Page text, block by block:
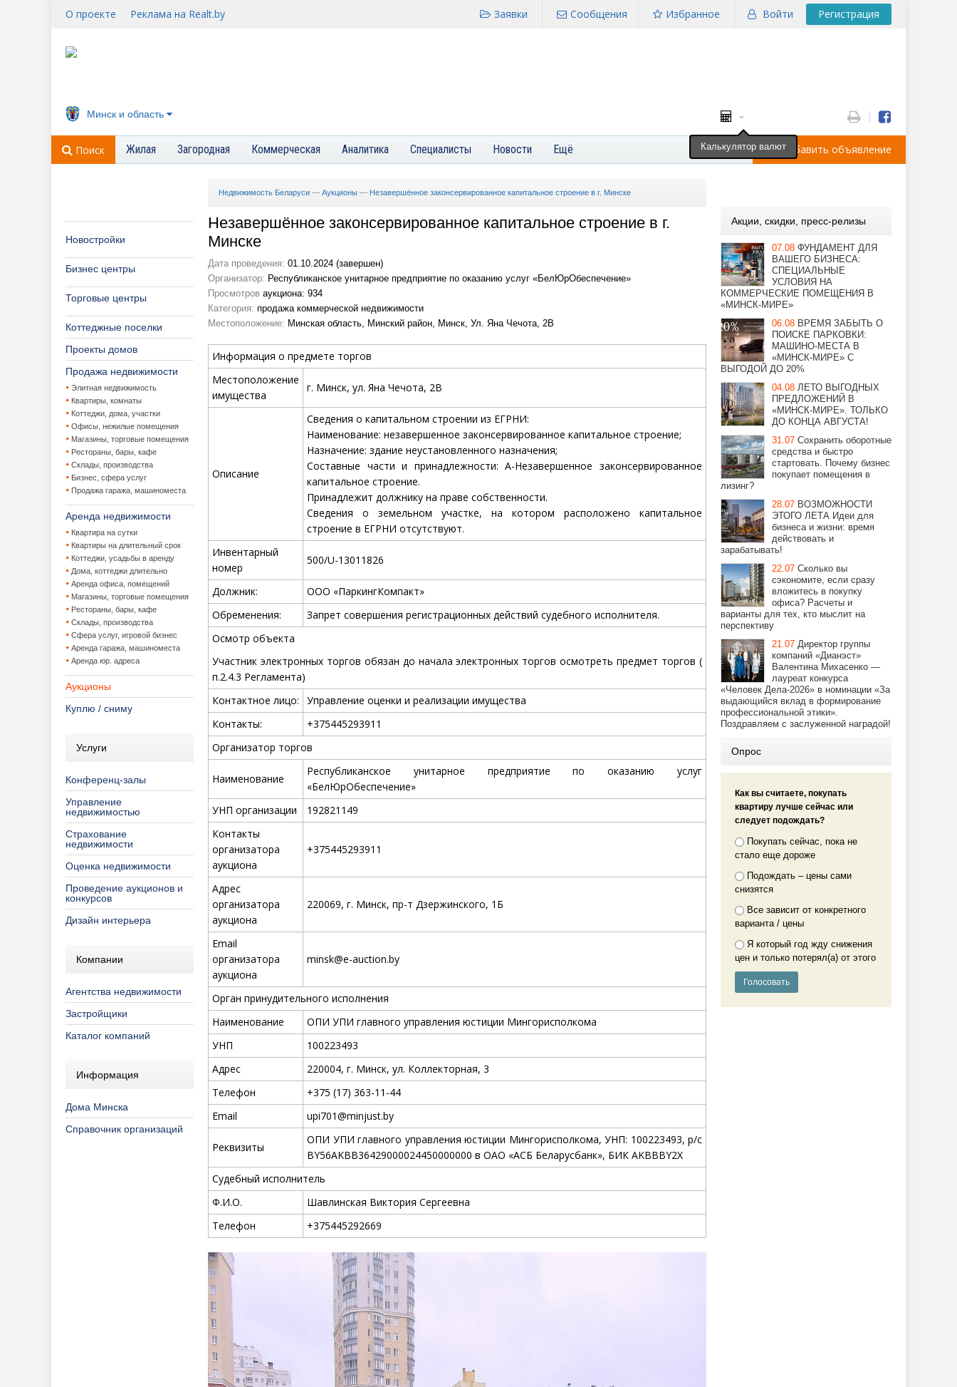
О проекте Реклама на Realt.by Войти Регистрация
Избранное
Сообщения
Заявки
Минск и область
Поиск Жилая Загородная Коммерческая Аналитика Специалисты Новости Ещё Добавить объявление
Новостройки
Бизнес центры
Торговые центры
Коттеджные поселки
Проекты домов
Продажа недвижимости
Элитная недвижимость
Квартиры, комнаты
Коттеджи, дома, участки
Офисы, нежилые помещения
Магазины, торговые помещения
Рестораны, бары, кафе
Склады, производства
Бизнес, сфера услуг
Продажа гаража, машиноместа
Аренда недвижимости
Квартира на сутки
Квартиры на длительный срок
Коттеджи, усадьбы в аренду
Дома, коттеджи длительно
Аренда офиса, помещений
Магазины, торговые помещения
Рестораны, бары, кафе
Склады, производства
Сфера услуг, игровой бизнес
Аренда гаража, машиноместа
Аренда юр. адреса
Аукционы
Куплю / сниму
Услуги
Конференц-залы
Управление
недвижимостью
Страхование
недвижимости
Оценка недвижимости
Проведение аукционов и
конкурсов
Дизайн интерьера
Компании
Агентства недвижимости
Застройщики
Каталог компаний
Информация
Дома Минска
Справочник организаций
Недвижимость Беларуси — Аукционы — Незавершённое законсервированное капитальное строение в г. Минске
Незавершённое законсервированное капитальное строение в г.
Минске
Дата проведения: 01.10.2024 (завершен)
Организатор: Республиканское унитарное предприятие по оказанию услуг «БелЮрОбеспечение»
Просмотров аукциона: 934
Категория: продажа коммерческой недвижимости
Местоположение: Минская область, Минский район, Минск, Ул. Яна Чечота, 2В
Информация о предмете торгов
Местоположение
имущества
г. Минск, ул. Яна Чечота, 2В
Описание
Сведения о капитальном строении из ЕГРНИ:
Наименование: незавершенное законсервированное капитальное строение;
Назначение: здание неустановленного назначения;
Составные части и принадлежности: А-Незавершенное законсервированное
капитальное строение.
Принадлежит должнику на праве собственности.
Сведения о земельном участке, на котором расположено капитальное
строение в ЕГРНИ отсутствуют.
Инвентарный
номер
500/U-13011826
Должник:
ООО «ПаркингКомпакт»
Обременения:
Запрет совершения регистрационных действий судебного исполнителя.
Осмотр объекта
Участник электронных торгов обязан до начала электронных торгов осмотреть предмет торгов (
п.2.4.3 Регламента)
Контактное лицо:
Управление оценки и реализации имущества
Контакты:
+375445293911
Организатор торгов
Наименование
Республиканское унитарное предприятие по оказанию услуг
«БелЮрОбеспечение»
УНП организации
192821149
Контакты
организатора
аукциона
+375445293911
Адрес
организатора
аукциона
220069, г. Минск, пр-т Дзержинского, 1Б
Email
организатора
аукциона
minsk@e-auction.by
Орган принудительного исполнения
Наименование
ОПИ УПИ главного управления юстиции Мингорисполкома
УНП
100223493
Адрес
220004, г. Минск, ул. Коллекторная, 3
Телефон
+375 (17) 363-11-44
Email
upi701@minjust.by
Реквизиты
ОПИ УПИ главного управления юстиции Мингорисполкома, УНП: 100223493, р/c
BY56AKBB36429000024450000000 в ОАО «АСБ Беларусбанк», БИК AKBBBY2X
Судебный исполнитель
Ф.И.О.
Шавлинская Виктория Сергеевна
Телефон
+375445292669
Акции, скидки, пресс-релизы
07.08 ФУНДАМЕНТ ДЛЯ
ВАШЕГО БИЗНЕСА:
СПЕЦИАЛЬНЫЕ
УСЛОВИЯ НА
КОММЕРЧЕСКИЕ ПОМЕЩЕНИЯ В
«МИНСК-МИРЕ»
06.08 ВРЕМЯ ЗАБЫТЬ О
ПОИСКЕ ПАРКОВКИ:
МАШИНО-МЕСТА В
«МИНСК-МИРЕ» С
ВЫГОДОЙ ДО 20%
04.08 ЛЕТО ВЫГОДНЫХ
ПРЕДЛОЖЕНИЙ В
«МИНСК-МИРЕ». ТОЛЬКО
ДО КОНЦА АВГУСТА!
31.07 Сохранить оборотные
средства и быстро
стартовать. Почему бизнес
покупает помещения в
лизинг?
28.07 ВОЗМОЖНОСТИ
ЭТОГО ЛЕТА Идеи для
бизнеса и жизни: время
действовать и
зарабатывать!
22.07 Сколько вы
сэкономите, если сразу
вложитесь в покупку
офиса? Расчеты и
варианты для тех, кто мыслит на
перспективу
21.07 Директор группы
компаний «Дианэст»
Валентина Михасенко —
лауреат конкурса
«Человек Дела-2026» в номинации «За
выдающийся вклад в формирование
профессиональной этики».
Поздравляем с заслуженной наградой!
Опрос
Как вы считаете, покупать
квартиру лучше сейчас или
следует подождать?
Покупать сейчас, пока не
стало еще дороже
Подождать – цены сами
снизятся
Все зависит от конкретного
варианта / цены
Я который год жду снижения
цен и только потерял(а) от этого
Калькулятор валют